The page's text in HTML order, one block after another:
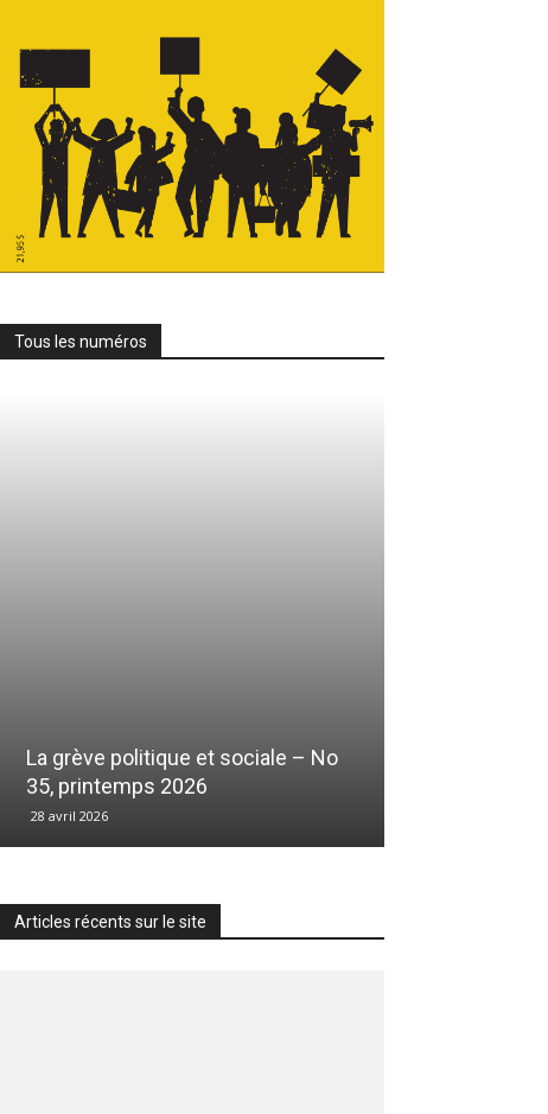
Tous les numéros
La grève politique et sociale – No
35, printemps 2026
28 avril 2026
Articles récents sur le site